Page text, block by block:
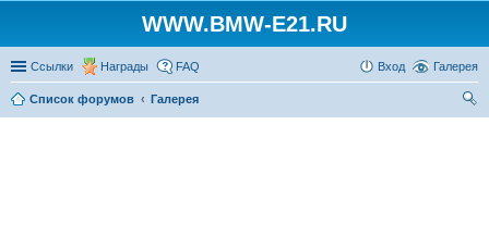
WWW.BMW-E21.RU
Ссылки Награды Галерея
FAQ Вход
Список форумов
Галерея